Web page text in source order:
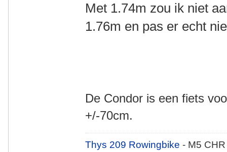
Met 1.74m zou ik niet
1.76m en pas er echt
De Condor is een fiets
+/-70cm.
Thys 209 Rowingbike- M5